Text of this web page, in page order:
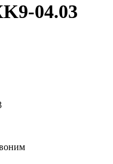
04.03